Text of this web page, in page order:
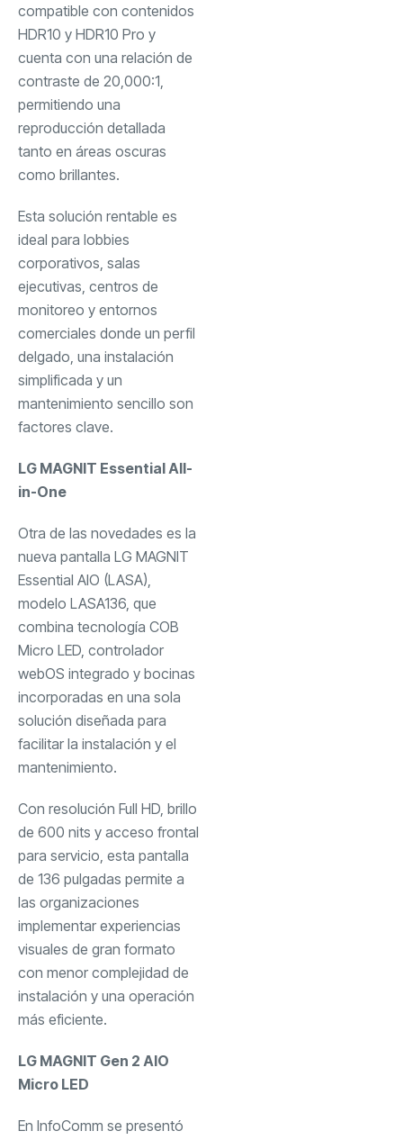
compatible con contenidos
HDR10 y HDR10 Pro y
cuenta con una relación de
contraste de 20,000:1,
permitiendo una
reproducción detallada
tanto en áreas oscuras
como brillantes.
Esta solución rentable es
ideal para lobbies
corporativos, salas
ejecutivas, centros de
monitoreo y entornos
comerciales donde un perfil
delgado, una instalación
simplificada y un
mantenimiento sencillo son
factores clave.
LG MAGNIT Essential All-
in-One
Otra de las novedades es la
nueva pantalla LG MAGNIT
Essential AIO (LASA),
modelo LASA136, que
combina tecnología COB
Micro LED, controlador
webOS integrado y bocinas
incorporadas en una sola
solución diseñada para
facilitar la instalación y el
mantenimiento.
Con resolución Full HD, brillo
de 600 nits y acceso frontal
para servicio, esta pantalla
de 136 pulgadas permite a
las organizaciones
implementar experiencias
visuales de gran formato
con menor complejidad de
instalación y una operación
más eficiente.
LG MAGNIT Gen 2 AIO
Micro LED
En InfoComm se presentó